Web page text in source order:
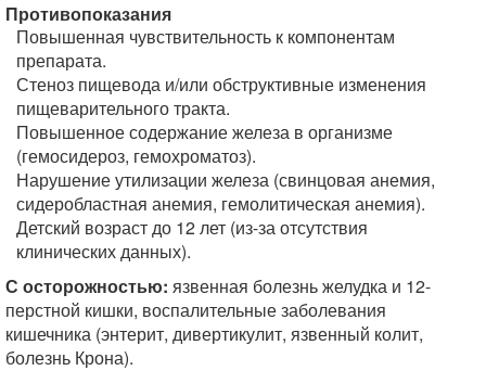
Противопоказания
Повышенная чувствительность к компонентам
препарата.
Стеноз пищевода и/или обструктивные изменения
пищеварительного тракта.
Повышенное содержание железа в организме
(гемосидероз, гемохроматоз).
Нарушение утилизации железа (свинцовая анемия,
сидеробластная анемия, гемолитическая анемия).
Детский возраст до 12 лет (из-за отсутствия
клинических данных).
С осторожностью: язвенная болезнь желудка и 12-
перстной кишки, воспалительные заболевания
кишечника (энтерит, дивертикулит, язвенный колит,
болезнь Крона).